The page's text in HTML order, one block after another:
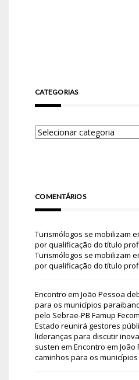
CATEGORIAS
COMENTÁRIOS
Turismólogos se mobilizam
por qualificação do título
Turismólogos se mobilizam
por qualificação do título
Encontro em João Pessoa
para os municípios
pelo Sebrae-PB Famup
Estado reunirá gestores
lideranças para discutir
susten em Encontro em
caminhos para os